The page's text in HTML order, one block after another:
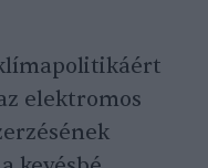
elektromos